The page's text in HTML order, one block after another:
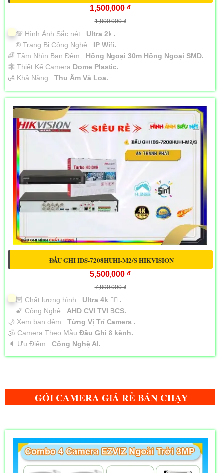
1,500,000 ₫
1,800,000 ₫
💯 Hình Ảnh Sắc nét : Ultra 2k .
®️ Trang Bị Công Nghệ : IP Wifi.
🌈 Tầm Nhìn Ban Đêm : Hồng Ngoại 30m Hồng Ngoại SMD.
🕸️ Thiết Kế Camera Dome Plastic.
️🛃 Khả Năng : Thu Âm Và Loa.
ĐẦU GHI IDS-7208HUHI-M2/S HIKVISION
5,500,000 ₫
7,890,000 ₫
🦉 Chất lượng hình : Ultra 4k 👍🏾 .
🌠 Công Nghệ : AHD CVI TVI BCS.
🌙 Xem ban đêm : Từng Vị Trí Camera .
🕉️ Camera Theo Mẫu Đầu Ghi 8 kênh.
️🔈 Ưu Điểm : Công Nghệ AI.
GÓI CAMERA GIÁ RẺ BÁN CHẠY